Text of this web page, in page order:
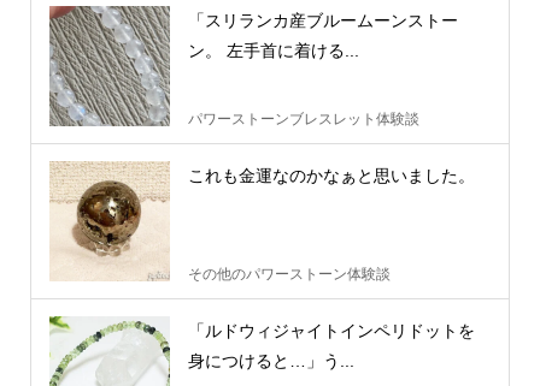
「スリランカ産ブルームーンストー
ン。 左手首に着ける...
パワーストーンブレスレット体験談
これも金運なのかなぁと思いました。
その他のパワーストーン体験談
「ルドウィジャイトインペリドットを
身につけると…」う...